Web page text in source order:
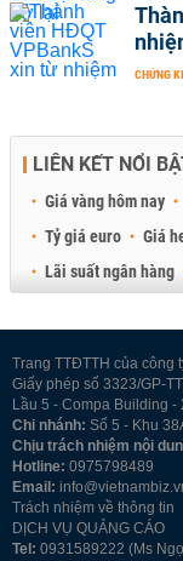
CHỨNG
LIÊN KẾT NỔI
Giá vàng hôm nay
Tỷ giá euro
Giá
Lãi suất ngân hàng
Trang TTĐTTH của công
Giấy phép số 3323/GP-
Lầu 5 - Compa Building
Chi nhánh: Số 5 - Khu
Chịu trách nhiệm nội
Hotline: 0975798489
Email:
Trách nhiệm về thông tin
DỊCH VỤ QUẢNG CÁO
Tel: 0931589222 (Ms